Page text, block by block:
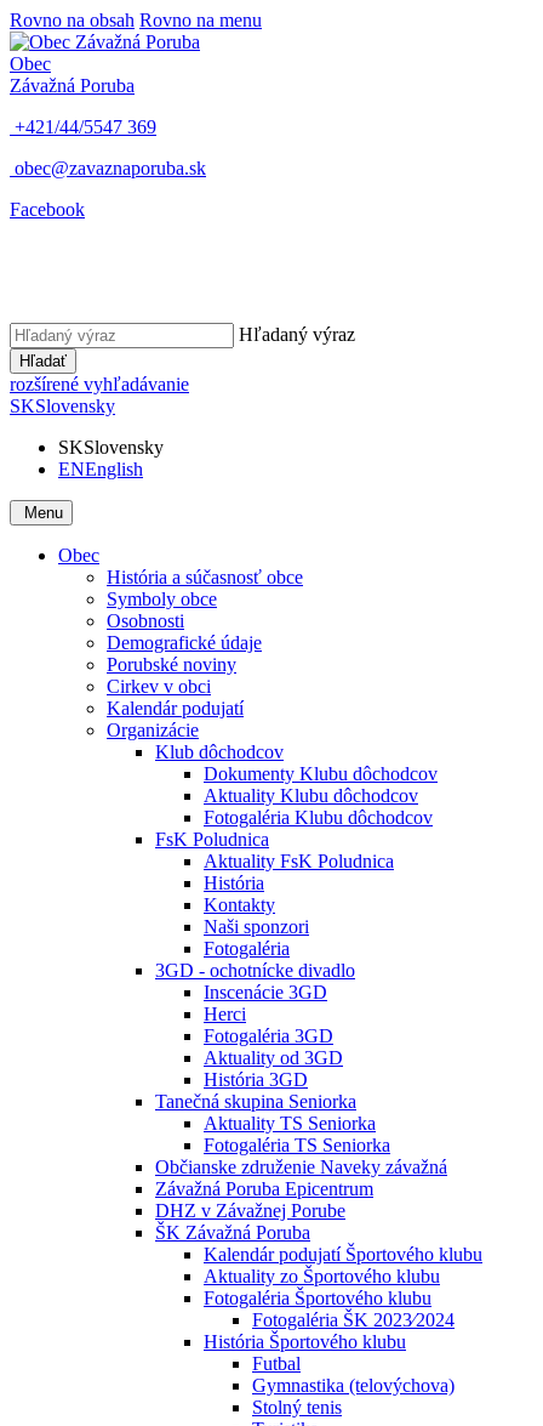
Rovno na obsah Rovno na menu
Obec
Závažná Poruba
+421/44/5547 369
obec@zavaznaporuba.sk
Facebook
Hľadaný výraz
Hľadať
rozšírené vyhľadávanie
SKSlovensky
SKSlovensky
ENEnglish
Menu
Obec
História a súčasnosť obce
Symboly obce
Osobnosti
Demografické údaje
Porubské noviny
Cirkev v obci
Kalendár podujatí
Organizácie
Klub dôchodcov
Dokumenty Klubu dôchodcov
Aktuality Klubu dôchodcov
Fotogaléria Klubu dôchodcov
FsK Poludnica
Aktuality FsK Poludnica
História
Kontakty
Naši sponzori
Fotogaléria
3GD - ochotnícke divadlo
Inscenácie 3GD
Herci
Fotogaléria 3GD
Aktuality od 3GD
História 3GD
Tanečná skupina Seniorka
Aktuality TS Seniorka
Fotogaléria TS Seniorka
Občianske združenie Naveky závažná
Závažná Poruba Epicentrum
DHZ v Závažnej Porube
ŠK Závažná Poruba
Kalendár podujatí Športového klubu
Aktuality zo Športového klubu
Fotogaléria Športového klubu
Fotogaléria ŠK 2023⁄2024
História Športového klubu
Futbal
Gymnastika (telovýchova)
Stolný tenis